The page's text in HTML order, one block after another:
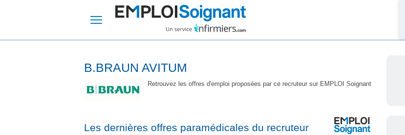
B.BRAUN AVITUM
Retrouvez les offres d'emploi proposées par ce recruteur sur EMPLOI Soignant
Les dernières offres paramédicales du recruteur